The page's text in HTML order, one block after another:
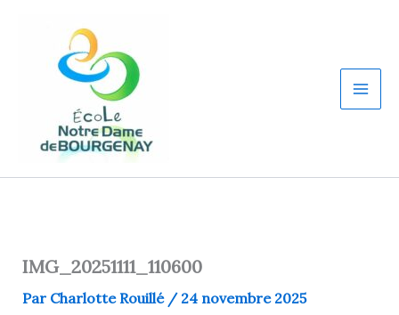
IMG_20251111_110600
Par Charlotte Rouillé / 24 novembre 2025